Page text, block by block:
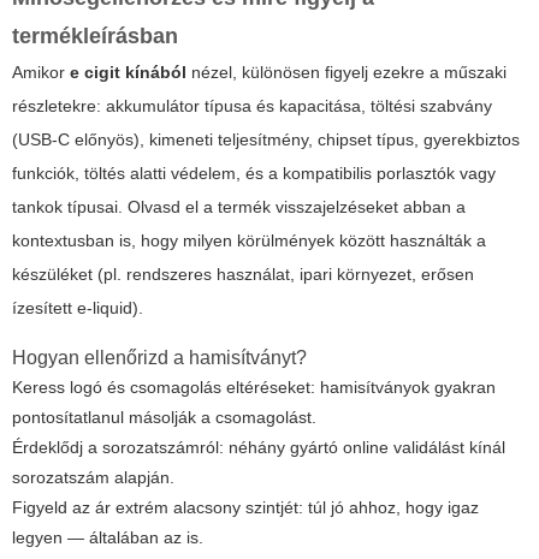
termékleírásban
Amikor e cigit kínából nézel, különösen figyelj ezekre a műszaki
részletekre: akkumulátor típusa és kapacitása, töltési szabvány
(USB-C előnyös), kimeneti teljesítmény, chipset típus, gyerekbiztos
funkciók, töltés alatti védelem, és a kompatibilis porlasztók vagy
tankok típusai. Olvasd el a termék visszajelzéseket abban a
kontextusban is, hogy milyen körülmények között használták a
készüléket (pl. rendszeres használat, ipari környezet, erősen
ízesített e-liquid).
Hogyan ellenőrizd a hamisítványt?
Keress logó és csomagolás eltéréseket: hamisítványok gyakran
pontosítatlanul másolják a csomagolást.
Érdeklődj a sorozatszámról: néhány gyártó online validálást kínál
sorozatszám alapján.
Figyeld az ár extrém alacsony szintjét: túl jó ahhoz, hogy igaz
legyen — általában az is.